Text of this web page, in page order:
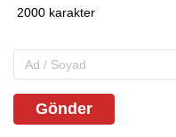
Gönder